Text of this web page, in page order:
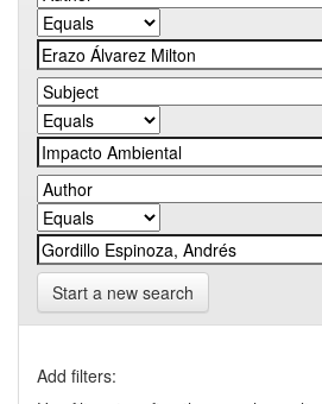
Start a new search
Add filters: